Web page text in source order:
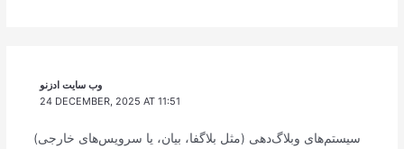
وب سایت ادزنو
24 DECEMBER, 2025 AT 11:51
سیستم‌های وبلاگ‌دهی (مثل بلاگفا، بیان، یا سرویس‌های خارجی)